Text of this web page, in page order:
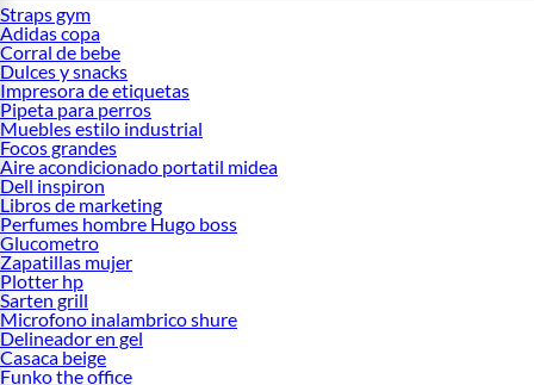
Straps gym
Adidas copa
Corral de bebe
Dulces y snacks
Impresora de etiquetas
Pipeta para perros
Muebles estilo industrial
Focos grandes
Aire acondicionado portatil midea
Dell inspiron
Libros de marketing
Perfumes hombre Hugo boss
Glucometro
Zapatillas mujer
Plotter hp
Sarten grill
Microfono inalambrico shure
Delineador en gel
Casaca beige
Funko the office